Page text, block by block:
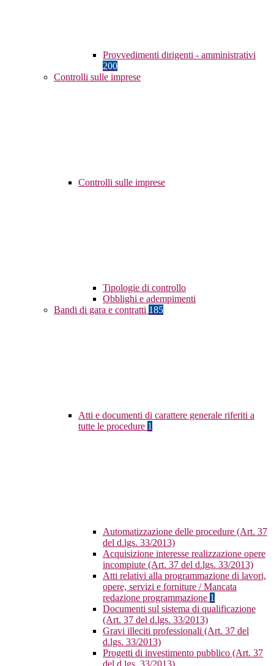
Provvedimenti dirigenti - amministrativi
200
Controlli sulle imprese
Controlli sulle imprese
Tipologie di controllo
Obblighi e adempimenti
Bandi di gara e contratti 185
Atti e documenti di carattere generale riferiti a
tutte le procedure 1
Automatizzazione delle procedure (Art. 37
del d.lgs. 33/2013)
Acquisizione interesse realizzazione opere
incompiute (Art. 37 del d.lgs. 33/2013)
Atti relativi alla programmazione di lavori,
opere, servizi e forniture / Mancata
redazione programmazione 1
Documenti sul sistema di qualificazione
(Art. 37 del d.lgs. 33/2013)
Gravi illeciti professionali (Art. 37 del
d.lgs. 33/2013)
Progetti di investimento pubblico (Art. 37